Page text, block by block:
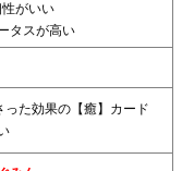
性がいい
タスが高い
った効果の【癒】カード